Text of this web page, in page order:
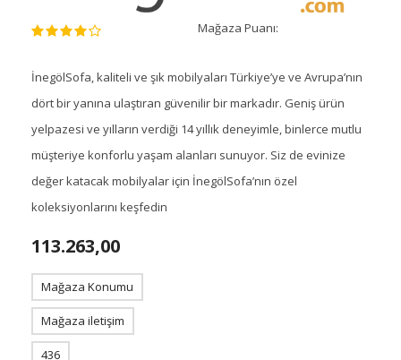
Mağaza Puanı:
İnegölSofa, kaliteli ve şık mobilyaları Türkiye’ye ve Avrupa’nın
dört bir yanına ulaştıran güvenilir bir markadır. Geniş ürün
yelpazesi ve yılların verdiği 14 yıllık deneyimle, binlerce mutlu
müşteriye konforlu yaşam alanları sunuyor. Siz de evinize
değer katacak mobilyalar için İnegölSofa’nın özel
koleksiyonlarını keşfedin
113.263,00
Mağaza Konumu
Mağaza iletişim
436